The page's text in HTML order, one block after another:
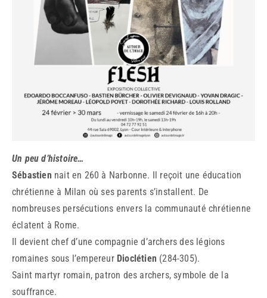
Un peu d’histoire…
Sébastien nait en 260 à Narbonne. Il reçoit une éducation
chrétienne à Milan où ses parents s’installent. De
nombreuses persécutions envers la communauté chrétienne
éclatent à Rome.
Il devient chef d’une compagnie d’archers des légions
romaines sous l’empereur Dioclétien (284-305).
Saint martyr romain, patron des archers, symbole de la
souffrance.